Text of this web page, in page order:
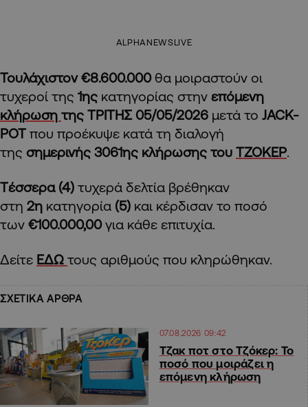
ALPHANEWSLIVE
Τουλάχιστον €8.600.000θα μοιραστούν οι
τυχεροί της 1ης κατηγορίας στην επόμενη
κλήρωση της ΤΡΙΤΗΣ 05/05/2026 μετά το JACK-
POT που προέκυψε κατά τη διαλογή
της σημερινής 3061ης κλήρωσης του ΤΖΟΚΕΡ.
Tέσσερα (4) τυχερά δελτία βρέθηκαν
στη 2η κατηγορία (5) και κέρδισαν το ποσό
των €100.000,00για κάθε επιτυχία.
Δείτε ΕΔΩ τους αριθμούς που κληρώθηκαν.
ΣΧΕΤΙΚΑ ΑΡΘΡΑ
07.08.2026 09:42
Τζακ ποτ στο Τζόκερ: Το
ποσό που μοιράζει η
επόμενη κλήρωση